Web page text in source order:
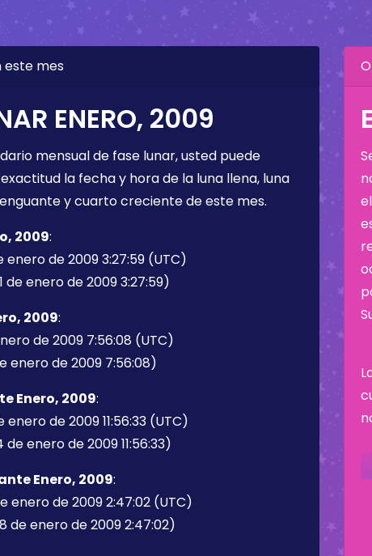
este mes
ENERO, 2009
mensual de fase lunar, usted puede
la fecha y hora de la luna llena, luna
y cuarto creciente de este mes.
2009:
enero de 2009 3:27:59 (UTC)
de enero de 2009 3:27:59)
2009:
de 2009 7:56:08 (UTC)
enero de 2009 7:56:08)
Enero, 2009:
de 2009 11:56:33 (UTC)
de enero de 2009 11:56:33)
Enero, 2009:
enero de 2009 2:47:02 (UTC)
de enero de 2009 2:47:02)